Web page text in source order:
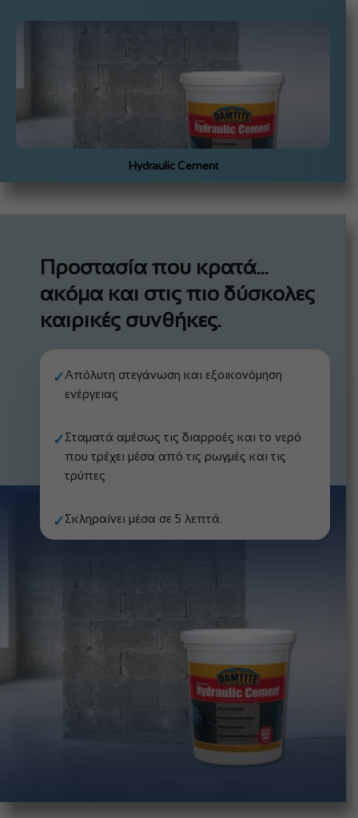
Hydraulic Cement
Προστασία που κρατά…
ακόμα και στις πιο δύσκολες
καιρικές συνθήκες.
✓Aπόλυτη στεγάνωση και εξοικονόμηση
ενέργειας
✓Σταματά αμέσως τις διαρροές και το νερό
που τρέχει μέσα από τις ρωγμές και τις
τρύπες
✓Σκληραίνει μέσα σε 5 λεπτά.